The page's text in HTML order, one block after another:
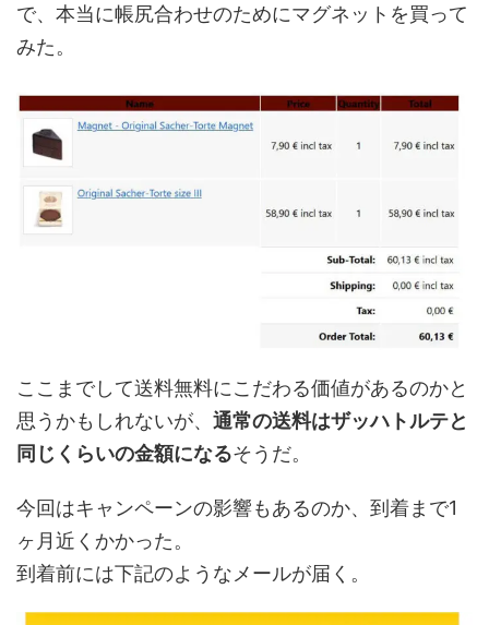
で、本当に帳尻合わせのためにマグネットを買って
みた。
ここまでして送料無料にこだわる価値があるのかと
思うかもしれないが、 通常の送料はザッハトルテと
同じくらいの金額になるそうだ。
今回はキャンペーンの影響もあるのか、到着まで1
ヶ月近くかかった。
到着前には下記のようなメールが届く。